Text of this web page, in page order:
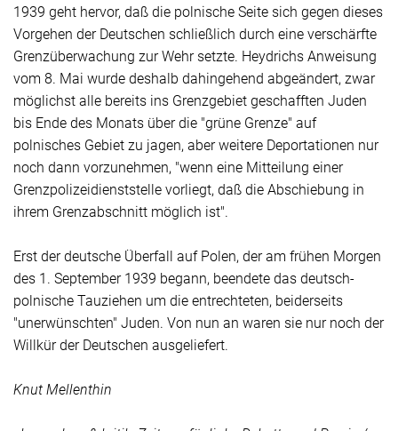
1939 geht hervor, daß die polnische Seite sich gegen dieses
Vorgehen der Deutschen schließlich durch eine verschärfte
Grenzüberwachung zur Wehr setzte. Heydrichs Anweisung
vom 8. Mai wurde deshalb dahingehend abgeändert, zwar
möglichst alle bereits ins Grenzgebiet geschafften Juden
bis Ende des Monats über die "grüne Grenze" auf
polnisches Gebiet zu jagen, aber weitere Deportationen nur
noch dann vorzunehmen, "wenn eine Mitteilung einer
Grenzpolizeidienststelle vorliegt, daß die Abschiebung in
ihrem Grenzabschnitt möglich ist".
Erst der deutsche Überfall auf Polen, der am frühen Morgen
des 1. September 1939 begann, beendete das deutsch-
polnische Tauziehen um die entrechteten, beiderseits
"unerwünschten" Juden. Von nun an waren sie nur noch der
Willkür der Deutschen ausgeliefert.
Knut Mellenthin